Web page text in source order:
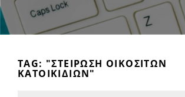
TAG: "ΣΤΕΊΡΩΣΗ ΟΙΚΌΣΙΤΩΝ
ΚΑΤΟΙΚΊΔΙΩΝ"